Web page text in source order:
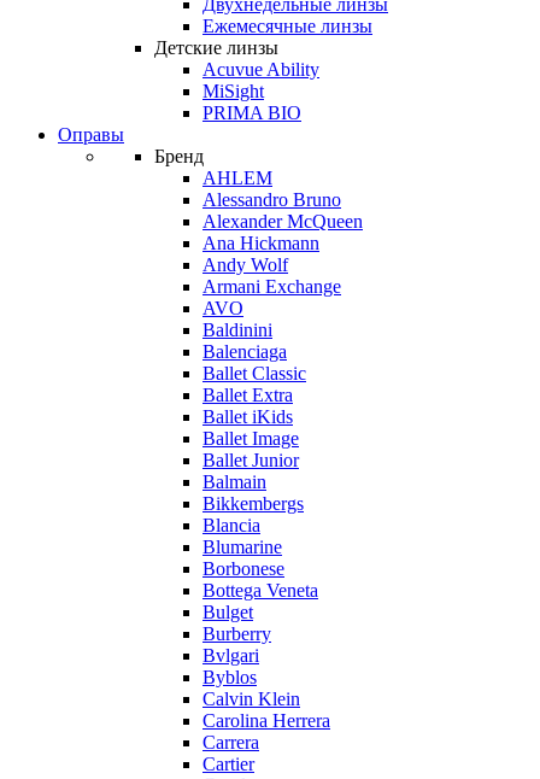
Двухнедельные линзы
Ежемесячные линзы
Детские линзы
Acuvue Ability
MiSight
PRIMA BIO
Оправы
Бренд
AHLEM
Alessandro Bruno
Alexander McQueen
Ana Hickmann
Andy Wolf
Armani Exchange
AVO
Baldinini
Balenciaga
Ballet Classic
Ballet Extra
Ballet iKids
Ballet Image
Ballet Junior
Balmain
Bikkembergs
Blancia
Blumarine
Borbonese
Bottega Veneta
Bulget
Burberry
Bvlgari
Byblos
Calvin Klein
Carolina Herrera
Carrera
Cartier